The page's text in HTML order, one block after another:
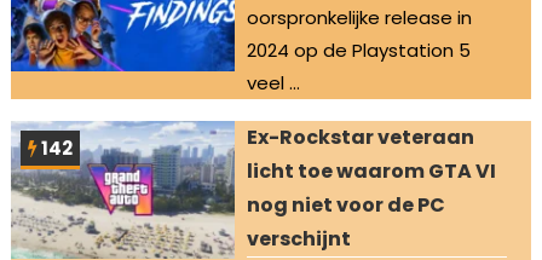
oorspronkelijke release in
2024 op de Playstation 5
veel ...
142
Ex-Rockstar veteraan
licht toe waarom GTA VI
nog niet voor de PC
verschijnt